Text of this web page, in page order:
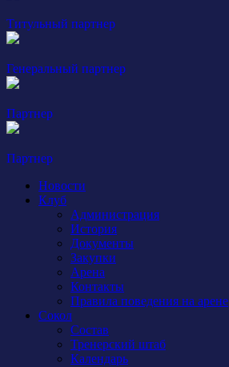
Титульный партнер
Генеральный партнер
Партнер
Партнер
Новости
Клуб
Администрация
История
Документы
Закупки
Арена
Контакты
Правила поведения на арене
Сокол
Состав
Тренерский штаб
Календарь